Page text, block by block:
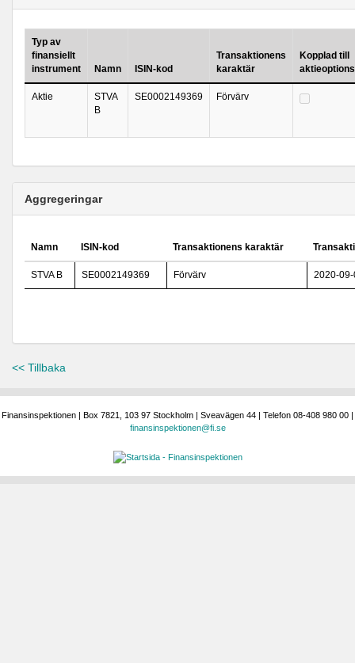
Typ av
finansiellt
instrument
Namn ISIN-kod
Transaktionens
karaktär
Kopplad till
Aktie
STVA
B
SE0002149369 Förvärv
Aggregeringar
Namn ISIN-kod Transaktionens karaktär
STVA B SE0002149369 Förvärv 2020-
<< Tillbaka
Finansinspektionen | Box 7821, 103 97 Stockholm | Sveavägen 44 | Telefon 08-408 980 00 |
finansinspektionen@fi.se